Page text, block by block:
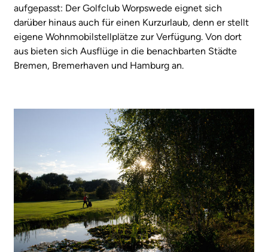
aufgepasst: Der Golfclub Worpswede eignet sich
darüber hinaus auch für einen Kurzurlaub, denn er stellt
eigene Wohnmobilstellplätze zur Verfügung. Von dort
aus bieten sich Ausflüge in die benachbarten Städte
Bremen, Bremerhaven und Hamburg an.